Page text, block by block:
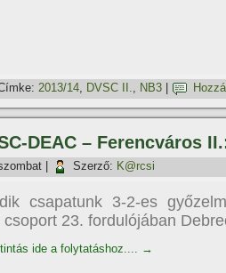
2013/14, DVSC II., NB3
DEAC – Ferencváros
Szerző: K@rcsi
csapatunk 3-2-es
csoport 23. fordulójában
ide a folytatáshoz.... →